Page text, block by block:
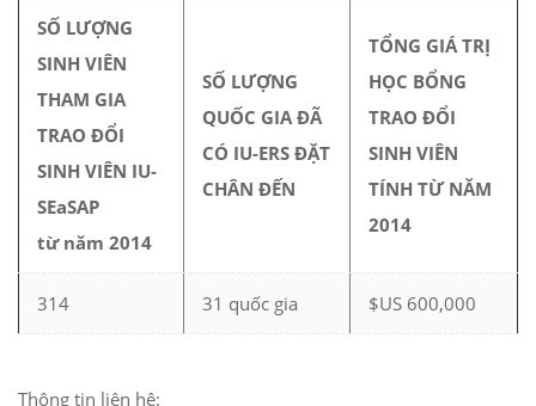
SỐ LƯỢNG
SINH VIÊN
THAM GIA
TRAO ĐỔI
SINH VIÊN IU-
SEaSAP
từ năm 2014
SỐ LƯỢNG
QUỐC GIA ĐÃ
CÓ IU-ERS ĐẶT
CHÂN ĐẾN
TỔNG GIÁ TRỊ
HỌC BỔNG
TRAO ĐỔI
SINH VIÊN
TÍNH TỪ NĂM
2014
314 31 quốc gia $US 600,000
Thông tin liên hệ: